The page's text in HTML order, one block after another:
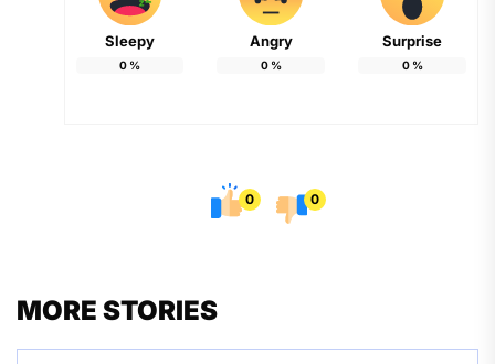
Sleepy
0 %
Angry
0%
Surprise
0%
0 0
MORE STORIES